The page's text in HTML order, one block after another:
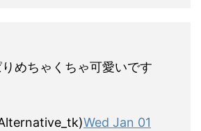
めちゃくちゃ可愛いです
Wed Jan 01